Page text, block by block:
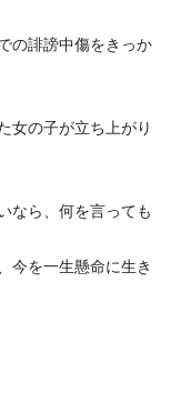
の誹謗中傷をきっか
女の子が立ち上がり
なら、何を言っても
今を一生懸命に生き